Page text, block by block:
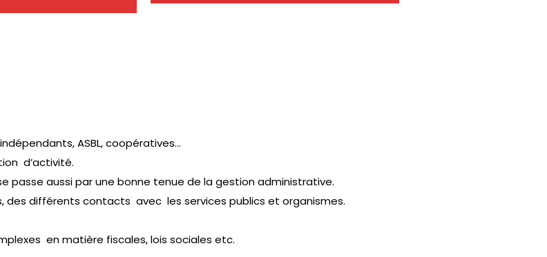
ASBL, coopératives…
d’activité.
passe aussi par une bonne tenue de la gestion administrative.
des différents contacts avec les services publics et organismes.
en matière fiscales, lois sociales etc.